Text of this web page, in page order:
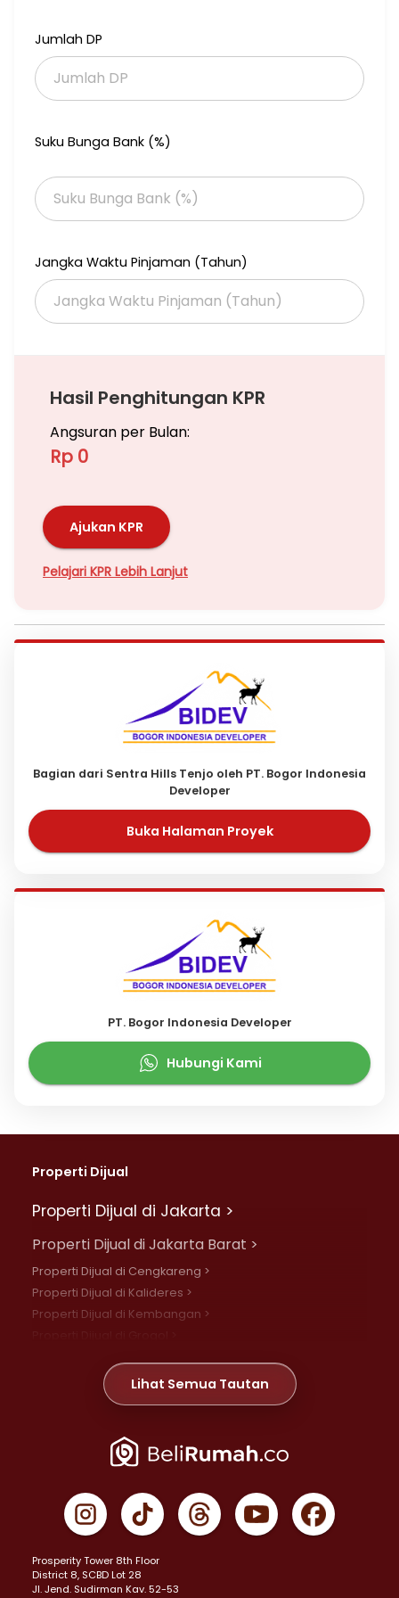
Jumlah DP
Suku Bunga Bank (%)
Jangka Waktu Pinjaman (Tahun)
Hasil Penghitungan KPR
Angsuran per Bulan:
Rp 0
Ajukan KPR
Pelajari KPR Lebih Lanjut
Bagian dari Sentra Hills Tenjo oleh PT. Bogor Indonesia
Developer
Buka Halaman Proyek
PT. Bogor Indonesia Developer
Hubungi Kami
Properti Dijual
Properti Dijual di Jakarta >
Properti Dijual di Jakarta Barat >
Properti Dijual di Cengkareng >
Properti Dijual di Kalideres >
Properti Dijual di Kembangan >
Properti Dijual di Meruya >
Properti Dijual di Jelambar >
Properti Dijual di Jakarta Pusat >
Properti Dijual di Gambir >
Properti Dijual di Johar Baru >
Properti Dijual di Menteng >
Properti Dijual di Senen >
Lihat Semua Tautan
Prosperity Tower 8th Floor
District 8, SCBD Lot 28
JI. Jend. Sudirman Kav. 52-53